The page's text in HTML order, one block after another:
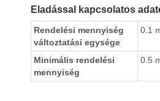
Eladással kapcsolatos
Rendelési mennyiség
változtatási egysége
0.1
Minimális rendelési
mennyiség
0.5